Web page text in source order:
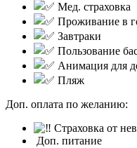
Мед. страховка
Проживание в
Завтраки
Пользование
Анимация для
Пляж
Доп. оплата по желанию:
Страховка от
Доп. питание